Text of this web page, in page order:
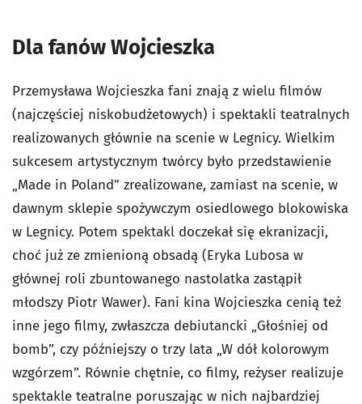
Dla fanów Wojcieszka
Przemysława Wojcieszka fani znają z wielu filmów
(najczęściej niskobudżetowych) i spektakli teatralnych
realizowanych głównie na scenie w Legnicy. Wielkim
sukcesem artystycznym twórcy było przedstawienie
„Made in Poland” zrealizowane, zamiast na scenie, w
dawnym sklepie spożywczym osiedlowego blokowiska
w Legnicy. Potem spektakl doczekał się ekranizacji,
choć już ze zmienioną obsadą (Eryka Lubosa w
głównej roli zbuntowanego nastolatka zastąpił
młodszy Piotr Wawer). Fani kina Wojcieszka cenią też
inne jego filmy, zwłaszcza debiutancki „Głośniej od
bomb”, czy późniejszy o trzy lata „W dół kolorowym
wzgórzem”. Równie chętnie, co filmy, reżyser realizuje
spektakle teatralne poruszając w nich najbardziej